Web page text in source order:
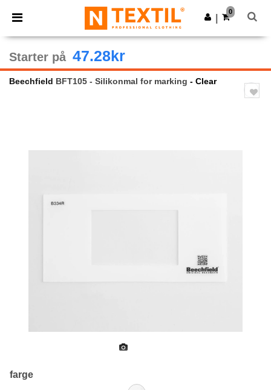
× Ntextil-app
Bedre priser i appen!
Last ned app
0
Starter på 47.28kr
Beechfield BFT105 - Silikonmal for marking - Clear
farge